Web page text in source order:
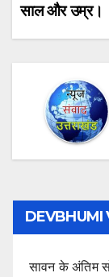
साल और उम्र।
DEVBHUMI
सावन के अंतिम